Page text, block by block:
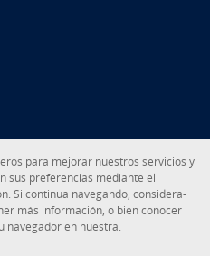
FacebookYouTube
para mejorar nuestros servicios y
sus pre­fe­re­n­cias mediante el
Si continua navegando, co­n­si­de­ra­
más in­fo­r­ma­ción, o bien conocer
navegador en nuestra.